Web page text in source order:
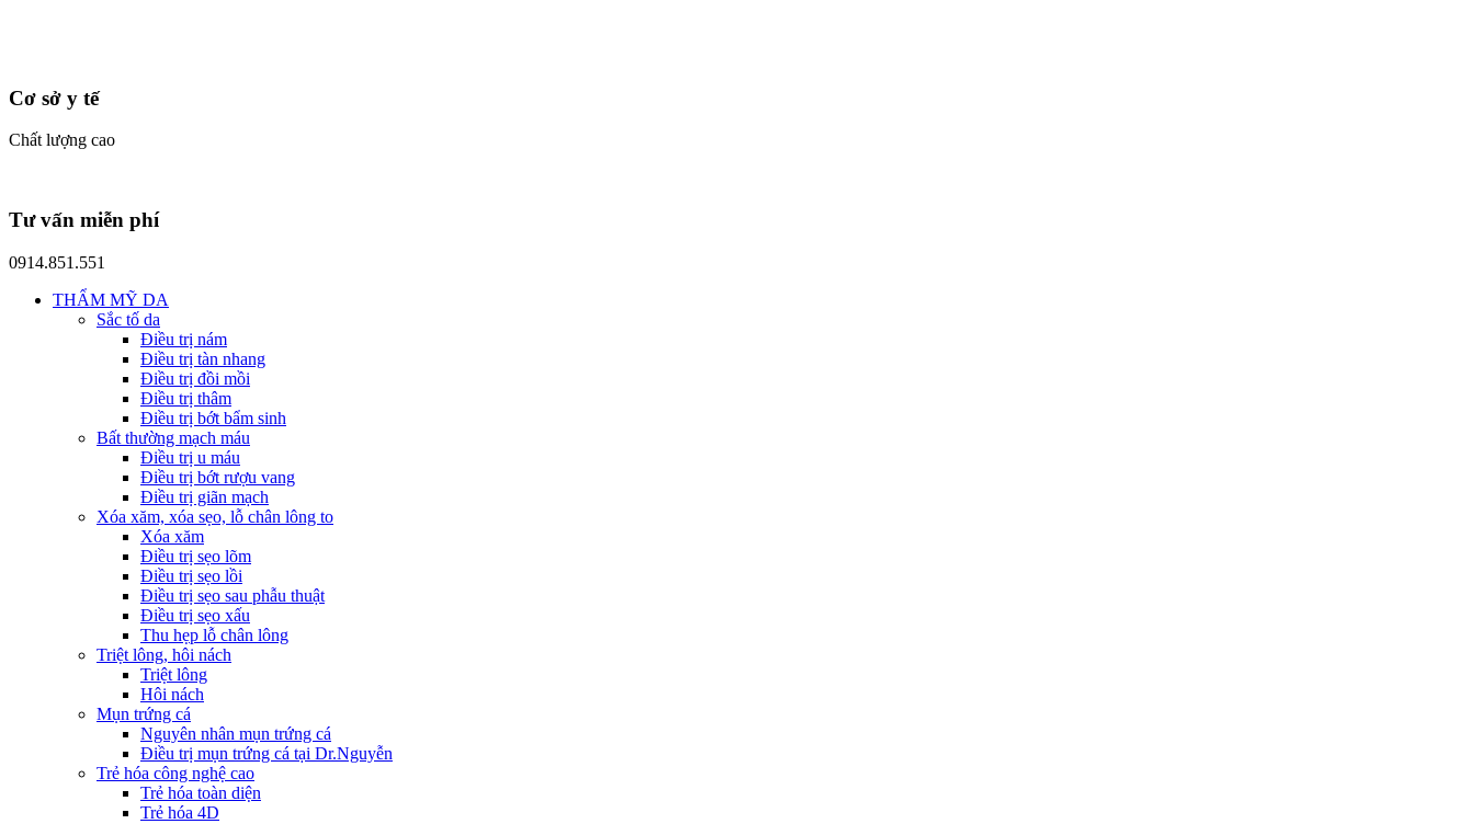
Cơ sở y tế
Chất lượng cao
Tư vấn miễn phí
0914.851.551
THẨM MỸ DA
Sắc tố da
Điều trị nám
Điều trị tàn nhang
Điều trị đồi mồi
Điều trị thâm
Điều trị bớt bẩm sinh
Bất thường mạch máu
Điều trị u máu
Điều trị bớt rượu vang
Điều trị giãn mạch
Xóa xăm, xóa sẹo, lỗ chân lông to
Xóa xăm
Điều trị sẹo lõm
Điều trị sẹo lồi
Điều trị sẹo sau phẫu thuật
Điều trị sẹo xấu
Thu hẹp lỗ chân lông
Triệt lông, hôi nách
Triệt lông
Hôi nách
Mụn trứng cá
Nguyên nhân mụn trứng cá
Điều trị mụn trứng cá tại Dr.Nguyễn
Trẻ hóa công nghệ cao
Trẻ hóa toàn diện
Trẻ hóa 4D